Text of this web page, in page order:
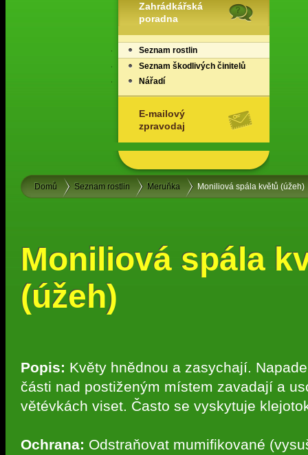
Zahrádkářská
poradna
Seznam rostlin
Seznam škodlivých činitelů
Nářadí
E-mailový
zpravodaj
Domů Seznam rostlin Meruňka Moniliová spála květů (úžeh)
Moniliová spála
(úžeh)
Popis: Květy hnědnou a zasychají.
části nad postiženým místem zavadají a
větévkách viset. Často se vyskytuje
Ochrana: Odstraňovat mumifikované